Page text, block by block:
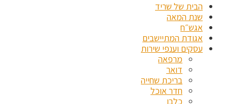
הבית של שריד
שנת המאה
אגש״ח
אגודת המתיישבים
עסקים וענפי שירות
מרפאה
דואר
בריכת שחייה
חדר אוכל
כלבו